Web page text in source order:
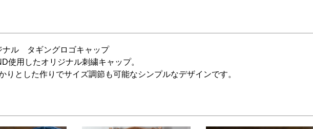
ナル タギングロゴキャップ
使用したオリジナル刺繍キャップ。
りとした作りでサイズ調節も可能なシンプルなデザインです。